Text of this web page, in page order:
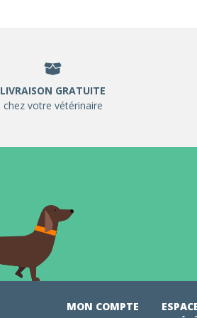
LIVRAISON GRATUITE
chez votre vétérinaire
MON COMPTE